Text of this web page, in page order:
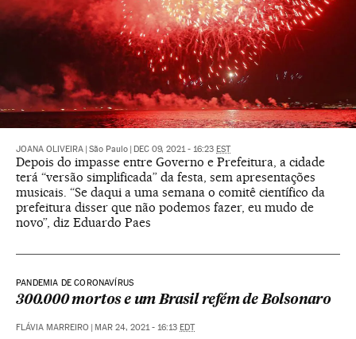
JOANA OLIVEIRA São Paulo DEC 09, 2021 - 16:23 EST
Depois do impasse entre Governo e Prefeitura, a cidade
terá “versão simplificada” da festa, sem apresentações
musicais. “Se daqui a uma semana o comitê científico da
prefeitura disser que não podemos fazer, eu mudo de
novo”, diz Eduardo Paes
PANDEMIA DE CORONAVÍRUS
300.000 mortos e um Brasil refém de Bolsonaro
FLÁVIA MARREIRO MAR 24, 2021 - 16:13 EDT